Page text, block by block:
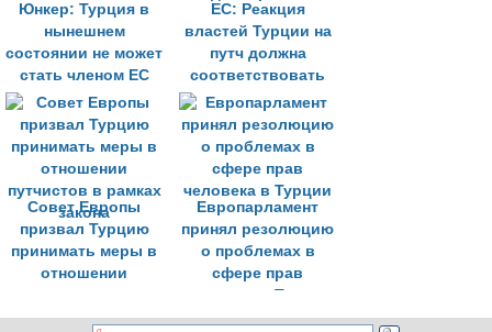
Юнкер: Турция в
нынешнем
состоянии не может
стать членом ЕС
ЕС: Реакция
властей Турции на
путч должна
соответствовать
демократии
Совет Европы
призвал Турцию
принимать меры в
отношении
закона
Европарламент
принял резолюцию
о проблемах в
сфере прав
человека в Турции